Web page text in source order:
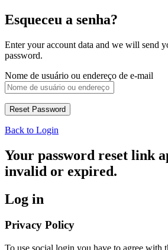
Esqueceu a senha?
Enter your account data and we will send
password.
Nome de usuário ou endereço de e-mail
Back to Login
Your password reset link
invalid or expired.
Log in
Privacy Policy